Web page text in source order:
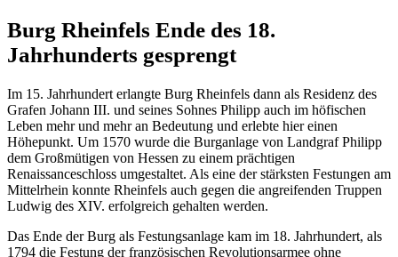
Burg Rheinfels Ende des 18.
Jahrhunderts gesprengt
Im 15. Jahrhundert erlangte Burg Rheinfels dann als Residenz des
Grafen Johann III. und seines Sohnes Philipp auch im höfischen
Leben mehr und mehr an Bedeutung und erlebte hier einen
Höhepunkt. Um 1570 wurde die Burganlage von Landgraf Philipp
dem Großmütigen von Hessen zu einem prächtigen
Renaissanceschloss umgestaltet. Als eine der stärksten Festungen am
Mittelrhein konnte Rheinfels auch gegen die angreifenden Truppen
Ludwig des XIV. erfolgreich gehalten werden.
Das Ende der Burg als Festungsanlage kam im 18. Jahrhundert, als
1794 die Festung der französischen Revolutionsarmee ohne